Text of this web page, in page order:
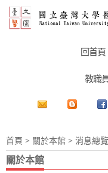
回首頁
教職
首頁 > 關於本館 > 消息總覽
關於本館